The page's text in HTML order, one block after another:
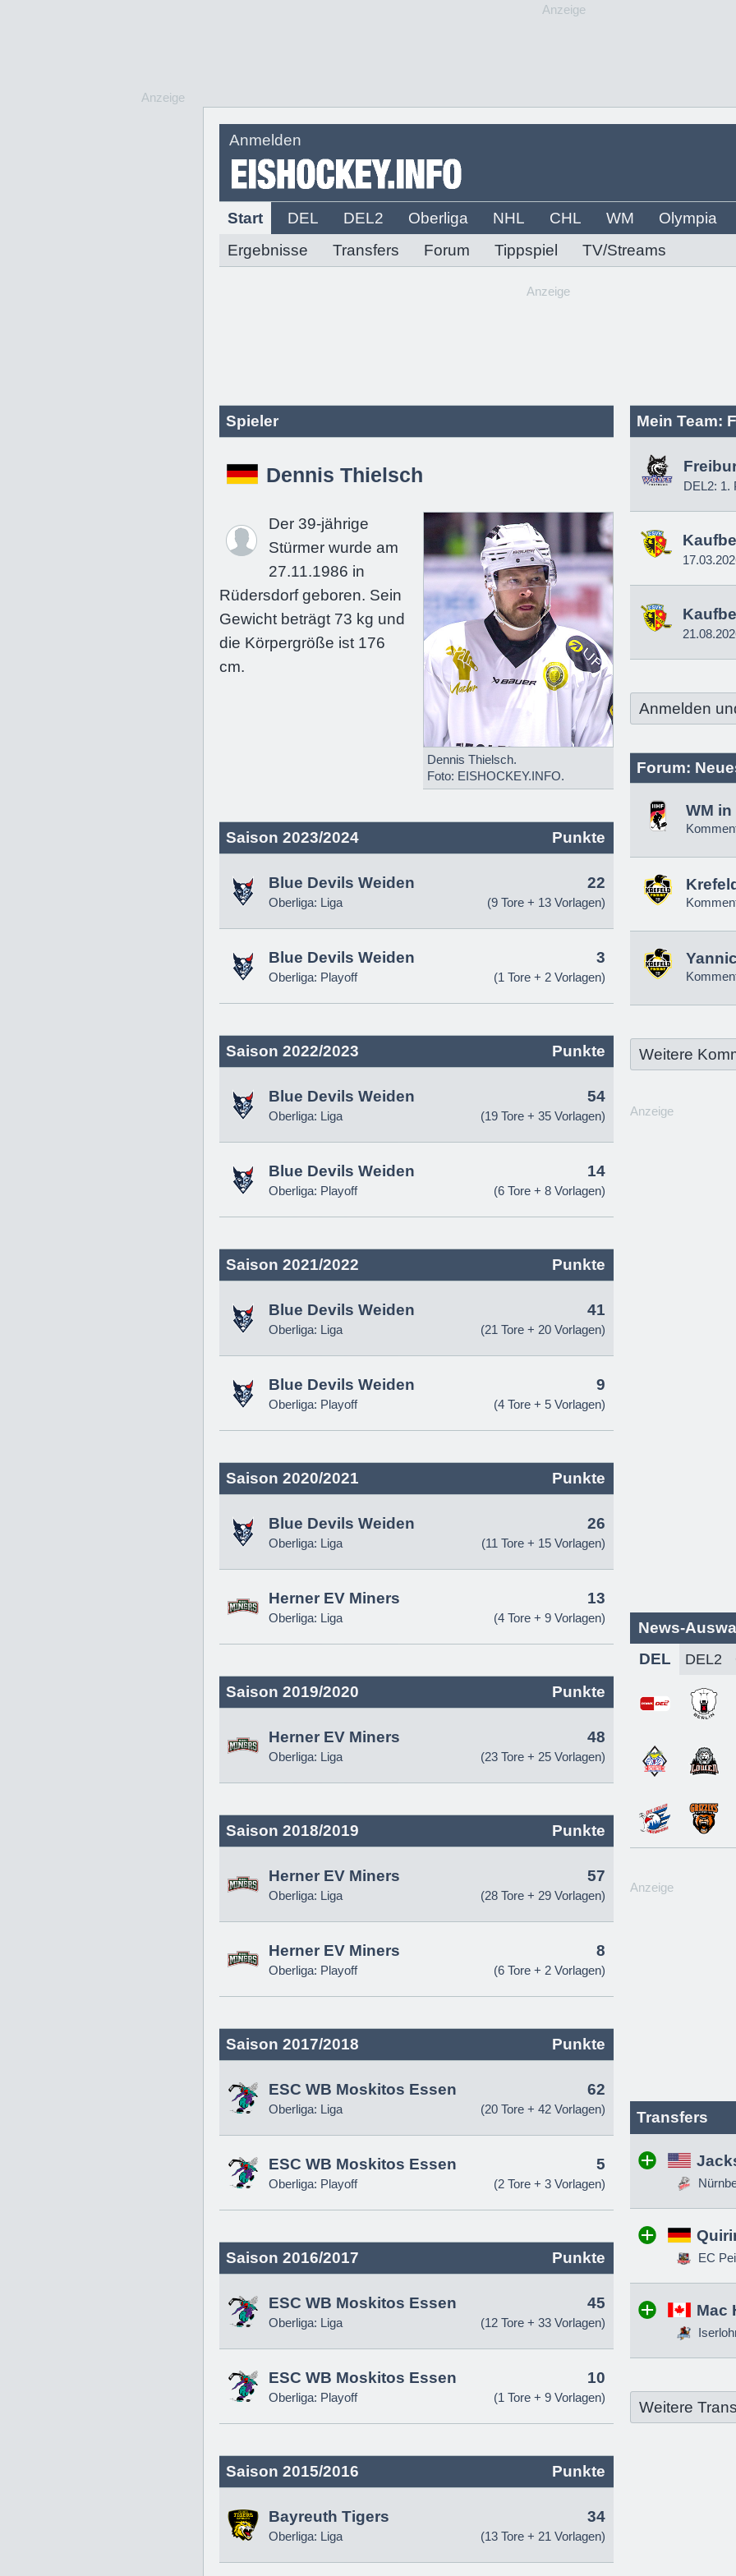
Anzeige
Anmelden
Start DEL DEL2 Oberliga NHL CHL WM
Olympia
Ergebnisse
Transfers Forum Tippspiel TV/Streams
Anzeige
Anzeige
Spieler
Dennis Thielsch
Dennis Thielsch.
Foto: EISHOCKEY.INFO.
Der 39-jährige
Stürmer wurde am
27.11.1986 in
Rüdersdorf geboren. Sein
Gewicht beträgt 73 kg und
die Körpergröße ist 176
cm.
Saison 2023/2024 Punkte
Blue Devils Weiden
Oberliga: Liga
22
(9 Tore + 13 Vorlagen)
Blue Devils Weiden
Oberliga: Playoff
3
(1 Tore + 2 Vorlagen)
Saison 2022/2023 Punkte
Blue Devils Weiden
Oberliga: Liga
54
(19 Tore + 35 Vorlagen)
Blue Devils Weiden
Oberliga: Playoff
14
(6 Tore + 8 Vorlagen)
Saison 2021/2022 Punkte
Blue Devils Weiden
Oberliga: Liga
41
(21 Tore + 20 Vorlagen)
Blue Devils Weiden
Oberliga: Playoff
9
(4 Tore + 5 Vorlagen)
Saison 2020/2021 Punkte
Blue Devils Weiden
Oberliga: Liga
26
(11 Tore + 15 Vorlagen)
Herner EV Miners
Oberliga: Liga
13
(4 Tore + 9 Vorlagen)
Saison 2019/2020 Punkte
Herner EV Miners
Oberliga: Liga
48
(23 Tore + 25 Vorlagen)
Saison 2018/2019 Punkte
Herner EV Miners
Oberliga: Liga
57
(28 Tore + 29 Vorlagen)
Herner EV Miners
Oberliga: Playoff
8
(6 Tore + 2 Vorlagen)
Saison 2017/2018 Punkte
ESC WB Moskitos Essen
Oberliga: Liga
62
(20 Tore + 42 Vorlagen)
ESC WB Moskitos Essen
Oberliga: Playoff
5
(2 Tore + 3 Vorlagen)
Saison 2016/2017 Punkte
ESC WB Moskitos Essen
Oberliga: Liga
45
(12 Tore + 33 Vorlagen)
ESC WB Moskitos Essen
Oberliga: Playoff
10
(1 Tore + 9 Vorlagen)
Saison 2015/2016 Punkte
Bayreuth Tigers
Oberliga: Liga
34
(13 Tore + 21 Vorlagen)
Mein Team:
DEL2: 1.
Anmelden
Forum:
WM
Weitere
Anzeige
News-
DEL
Anzeige
Transfers
EC
Mac
Weitere